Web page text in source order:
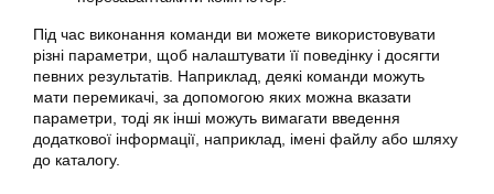
Під час виконання команди ви можете використовувати
різні параметри, щоб налаштувати її поведінку і досягти
певних результатів. Наприклад, деякі команди можуть
мати перемикачі, за допомогою яких можна вказати
параметри, тоді як інші можуть вимагати введення
додаткової інформації, наприклад, імені файлу або шляху
до каталогу.